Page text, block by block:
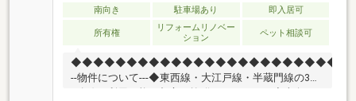
南向き 駐車場あり 即入居可
所有権
リフォームリノベー
ション
ペット相談可
◆◆◆◆◆◆◆◆◆◆◆◆◆◆◆◆◆◆◆◆◆◆◆◆◆-
--物件について---◆東西線・大江戸線・半蔵門線の3駅